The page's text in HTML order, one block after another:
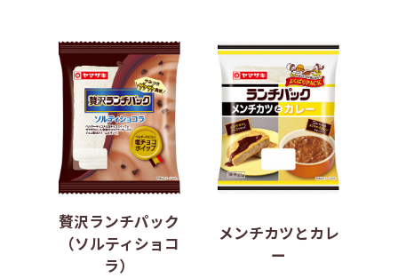
贅沢ランチパック
（ソルティショコ
ラ）
メンチカツとカレ
ー